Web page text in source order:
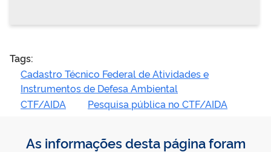
Tags:
Cadastro Técnico Federal de Atividades e
Instrumentos de Defesa Ambiental
CTF/AIDA
Pesquisa pública no CTF/AIDA
As informações desta página foram